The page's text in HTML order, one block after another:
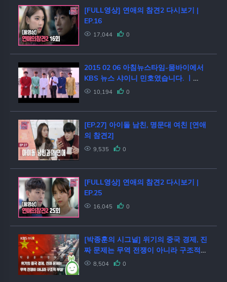
[FULL영상] 연애의 참견2 다시보기 |
EP.16
17,044 0
2015 02 06 아침뉴스타임-뭄바이에서
KBS 뉴스 샤이니 민호였습니다. ㅣ
KBS방송
10,194 0
[EP.27] 아이돌 남친, 명문대 여친 [연애
의 참견2]
9,535 0
[FULL영상] 연애의 참견2 다시보기 |
EP.25
16,045 0
[박종훈의 시그널] 위기의 중국 경제, 진
짜 문제는 무역 전쟁이 아니라 구조적
부실8,504 0